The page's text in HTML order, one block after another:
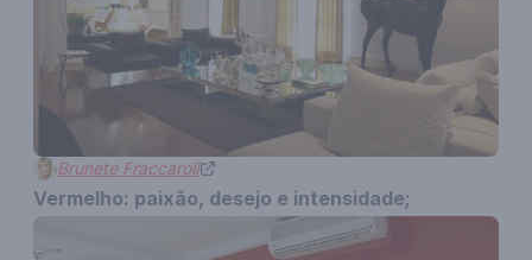
Brunete Fraccaroli
Vermelho: paixão, desejo e intensidade;